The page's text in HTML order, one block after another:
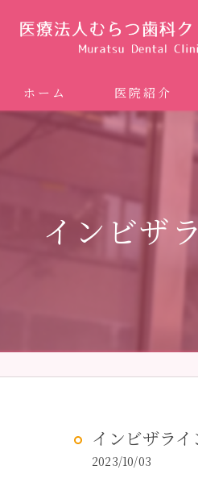
ホーム 医院紹介
インビザ
インビザラ
2023/10/03